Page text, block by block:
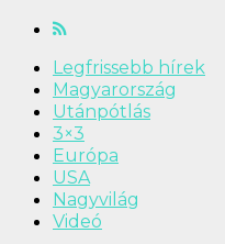
Legfrissebb hírek
Magyarország
Utánpótlás
3×3
Európa
USA
Nagyvilág
Videó